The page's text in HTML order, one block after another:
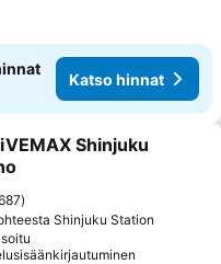
Katso hinnat
suosikkeihin
Shinjuku
Shinjuku Station